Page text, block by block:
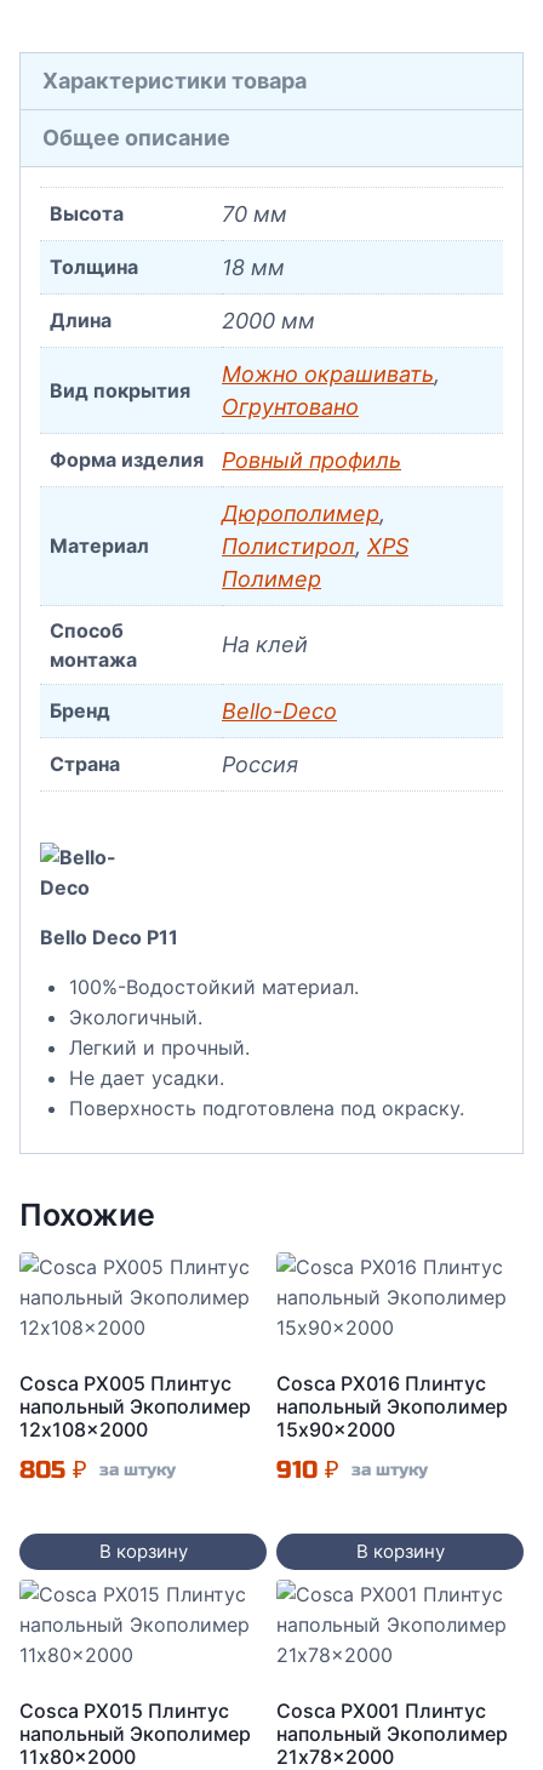
Характеристики товара
Общее описание
Высота 70 мм
Толщина 18 мм
Длина 2000 мм
Вид покрытия
Можно окрашивать,
Огрунтовано
Форма изделия Ровный профиль
Материал
Дюрополимер,
Полистирол, XPS
Полимер
Способ
монтажа
На клей
Бренд Bello-Decо
Страна Россия
Bello Deco P11
100%-Водостойкий материал.
Экологичный.
Легкий и прочный.
Не дает усадки.
Поверхность подготовлена под окраску.
Похожие
Cosca PX005 Плинтус
напольный Экополимер
12x108x2000
805 ₽ за штуку
В корзину
Cosca PX016 Плинтус
напольный Экополимер
15x90x2000
910 ₽ за штуку
В корзину
Cosca PX015 Плинтус
напольный Экополимер
11x80x2000
Cosca PX001 Плинтус
напольный Экополимер
21x78x2000